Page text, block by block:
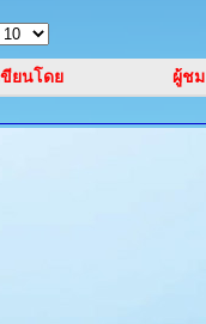
ขียนโดย ผู้ชม